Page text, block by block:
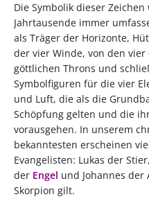
Die Symbolik dieser
Jahrtausende immer
als Träger der Horizonte,
der vier Winde, von den
göttlichen Throns und
Symbolfiguren für die vier
und Luft, die als die
Schöpfung gelten und die
vorausgehen. In unserem
bekanntesten erscheinen
Evangelisten: Lukas der
der Engel und Johannes
Skorpion gilt.